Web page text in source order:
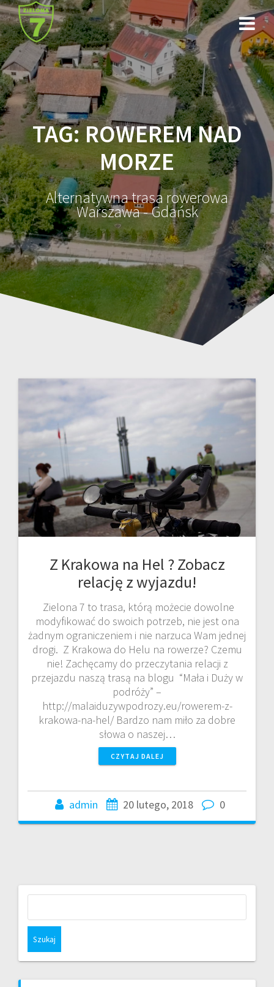
do
treści
TAG:ROWEREM NAD
MORZE
Alternatywna trasa rowerowa
Warszawa - Gdańsk
Z Krakowa na Hel ? Zobacz
relację z wyjazdu!
Zielona 7 to trasa, którą możecie dowolne
modyfikować do swoich potrzeb, nie jest ona
żadnym ograniczeniem i nie narzuca Wam jednej
drogi. Z Krakowa do Helu na rowerze? Czemu
nie! Zachęcamy do przeczytania relacji z
przejazdu naszą trasą na blogu “Mała i Duży w
podróży” –
http://malaiduzywpodrozy.eu/rowerem-z-
krakowa-na-hel/ Bardzo nam miło za dobre
słowa o naszej…
CZYTAJ DALEJ
admin 20 lutego, 2018 0